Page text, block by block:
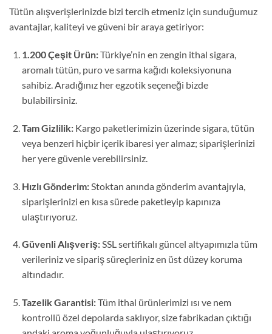
Tütün alışverişlerinizde bizi tercih etmeniz için sunduğumuz
avantajlar, kaliteyi ve güveni bir araya getiriyor:
1.200 Çeşit Ürün:Türkiye’nin en zengin ithal sigara,
aromalı tütün, puro ve sarma kağıdı koleksiyonuna
sahibiz. Aradığınız her egzotik seçeneği bizde
bulabilirsiniz.
Tam Gizlilik:Kargo paketlerimizin üzerinde sigara, tütün
veya benzeri hiçbir içerik ibaresi yer almaz; siparişlerinizi
her yere güvenle verebilirsiniz.
Hızlı Gönderim:Stoktan anında gönderim avantajıyla,
siparişlerinizi en kısa sürede paketleyip kapınıza
ulaştırıyoruz.
Güvenli Alışveriş:SSL sertifikalı güncel altyapımızla tüm
verileriniz ve sipariş süreçleriniz en üst düzey koruma
altındadır.
Tazelik Garantisi:Tüm ithal ürünlerimizi ısı ve nem
kontrollü özel depolarda saklıyor, size fabrikadan çıktığı